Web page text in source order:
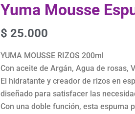
Yuma Mousse
$ 25.000
YUMA MOUSSE RIZOS 200ml
Con aceite de Argán, Agua de rosas,
El hidratante y creador de rizos en
diseñado para satisfacer las
Con una doble función, esta espuma